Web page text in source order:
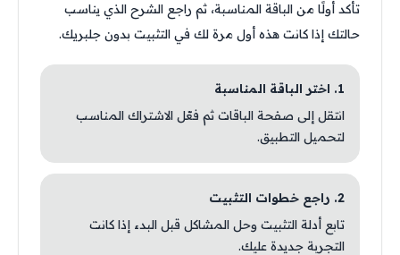
تأكد أولًا من الباقة المناسبة، ثم راجع الشرح الذي يناسب
حالتك إذا كانت هذه أول مرة لك في التثبيت بدون جلبريك.
1. اختر الباقة المناسبة
انتقل إلى صفحة الباقات ثم فعّل الاشتراك المناسب
لتحميل التطبيق.
2. راجع خطوات التثبيت
تابع أدلة التثبيت وحل المشاكل قبل البدء إذا كانت
التجربة جديدة عليك.